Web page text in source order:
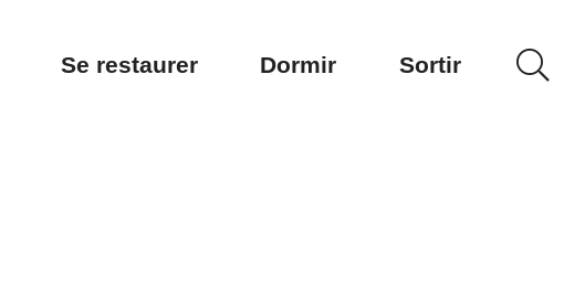
Se restaurer Dormir Sortir